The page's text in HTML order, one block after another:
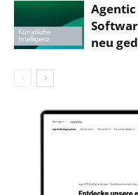
Künstliche
Intelligenz
neu